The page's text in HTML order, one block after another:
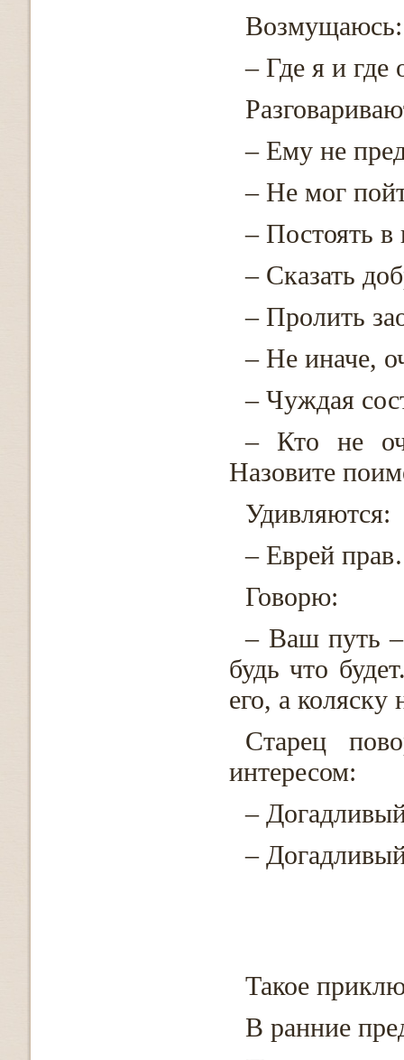
Возмущаюсь:
– Где я и
– Ему не
– Не мог
– Постоять в
– Сказать
– Пролить
– Не иначе,
– Чуждая
– Кто не
Назовите
Удивляются:
– Еврей
Говорю:
– Ваш путь
будь что
его, а коляску
Старец
интересом:
–
–
Такое
В ранние